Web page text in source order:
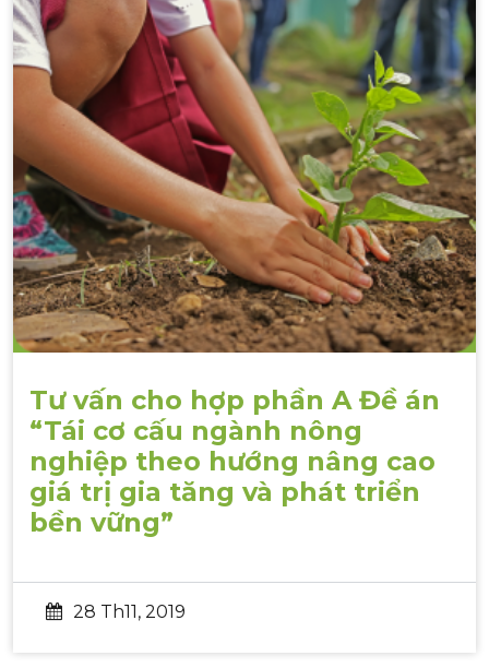
Tư vấn cho hợp phần A Đề án
“Tái cơ cấu ngành nông
nghiệp theo hướng nâng cao
giá trị gia tăng và phát triển
bền vững”
28 Th11, 2019